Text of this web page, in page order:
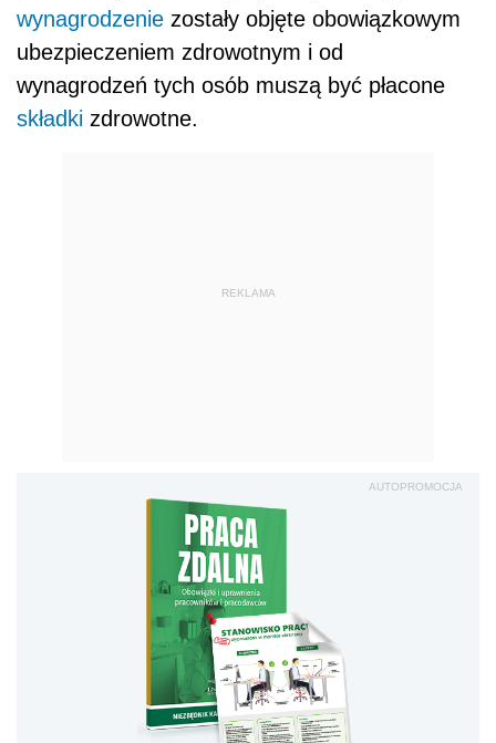
wynagrodzenie zostały objęte obowiązkowym
ubezpieczeniem zdrowotnym i od
wynagrodzeń tych osób muszą być płacone
składki zdrowotne.
REKLAMA
AUTOPROMOCJA